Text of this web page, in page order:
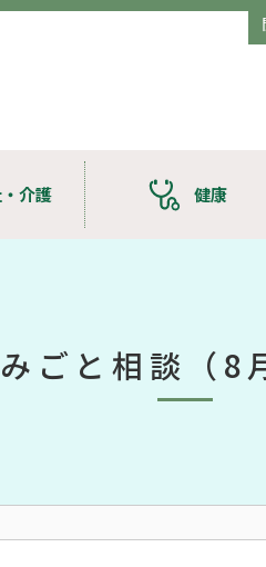
介護 健康
ごと相談（8